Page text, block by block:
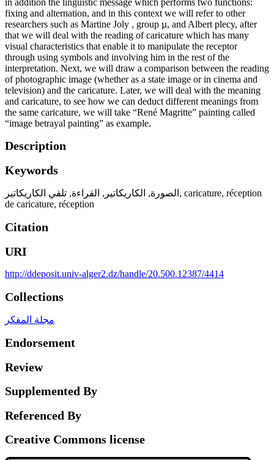
fixing and alternation, and in this context we will refer to other
researchers such as Martine Joly , group µ, and Albert plecy, after
that we will deal with the reading of caricature which has many
visual characteristics that enable it to manipulate the receptor
through using symbols and involving him in the rest of the
interpretation. Next, we will draw a comparison between the reading
of photographic image (whether as a state image or in cinema and
television) and the caricature. Later, we will deal with the meaning
and caricature, to see how we can deduct different meanings from
the same caricature, we will take “René Magritte” painting called
“image betrayal painting” as example.
Description
Keywords
الصورة, الكاريكاتير , القراءة, تلقي الكاريكاتير , caricature, réception
de caricature, réception
Citation
URI
http://ddeposit.univ-alger2.dz/handle/20.500.12387/4414
Collections
مجلة المفكر
Endorsement
Review
Supplemented By
Referenced By
Creative Commons license